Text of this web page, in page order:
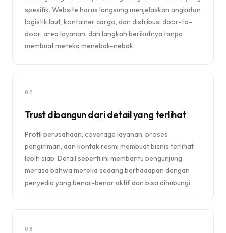
spesifik. Website harus langsung menjelaskan angkutan
logistik laut, kontainer cargo, dan distribusi door-to-
door, area layanan, dan langkah berikutnya tanpa
membuat mereka menebak-nebak.
02
Trust dibangun dari detail yang terlihat
Profil perusahaan, coverage layanan, proses
pengiriman, dan kontak resmi membuat bisnis terlihat
lebih siap. Detail seperti ini membantu pengunjung
merasa bahwa mereka sedang berhadapan dengan
penyedia yang benar-benar aktif dan bisa dihubungi.
03